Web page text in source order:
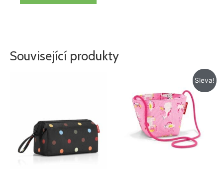
Související produkty
Sleva!
byla:
259 Kč.
Aktuální
cena
je:
129 Kč.